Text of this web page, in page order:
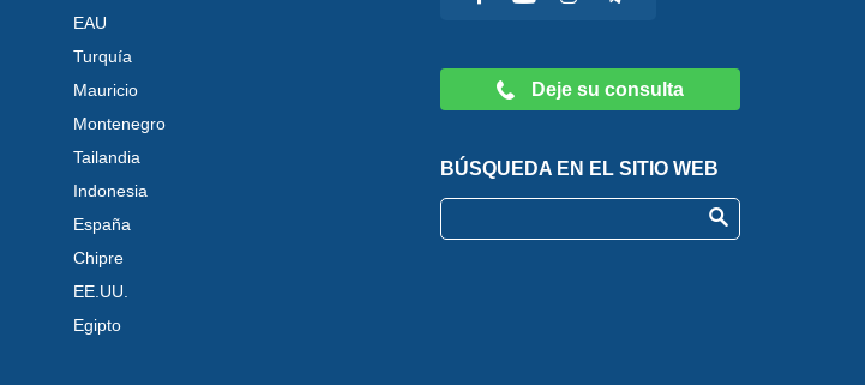
EAU
Turquía
Mauricio
Montenegro
Tailandia
Indonesia
España
Chipre
EE.UU.
Egipto
Deje su consulta
BÚSQUEDA EN EL SITIO WEB